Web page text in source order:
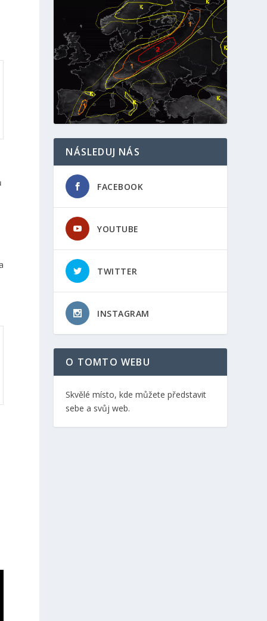
NÁSLEDUJ NÁS
FACEBOOK
YOUTUBE
TWITTER
INSTAGRAM
O TOMTO WEBU
Skvělé místo, kde můžete představit
sebe a svůj web.